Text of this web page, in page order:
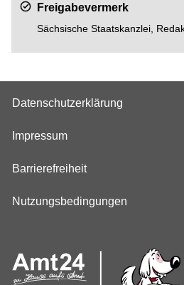
Freigabevermerk
Sächsische Staatskanzlei,
Datenschutzerklärung
Impressum
Barrierefreiheit
Nutzungsbedingungen